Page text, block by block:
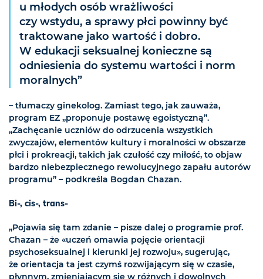
u młodych osób wrażliwości
czy wstydu, a sprawy płci powinny być
traktowane jako wartość i dobro.
W edukacji seksualnej konieczne są
odniesienia do systemu wartości i norm
moralnych”
– tłumaczy ginekolog. Zamiast tego, jak zauważa,
program EZ „proponuje postawę egoistyczną”.
„Zachęcanie uczniów do odrzucenia wszystkich
zwyczajów, elementów kultury i moralności w obszarze
płci i prokreacji, takich jak czułość czy miłość, to objaw
bardzo niebezpiecznego rewolucyjnego zapału autorów
programu” – podkreśla Bogdan Chazan.
Bi-, cis-, trans-
„Pojawia się tam zdanie – pisze dalej o programie prof.
Chazan – że «uczeń omawia pojęcie orientacji
psychoseksualnej i kierunki jej rozwoju», sugerując,
że orientacja ta jest czymś rozwijającym się w czasie,
płynnym, zmieniającym się w różnych i dowolnych